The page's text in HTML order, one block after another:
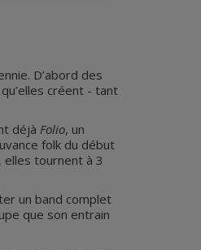
D’abord des
créent - tant
déjà Folio, un
folk du début
elles tournent à 3
un band complet
que son entrain